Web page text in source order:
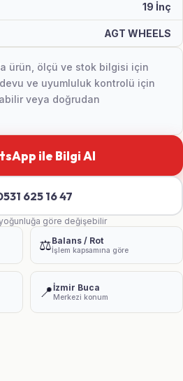
19 İnç
AGT WHEELS
ürün, ölçü ve stok bilgisi için
ve uyumluluk kontrolü için
veya doğrudan
ile Bilgi Al
625 16 47
göre değişebilir
⚖️Balans / Rot
İşlem kapsamına göre
📍İzmir Buca
Merkezi konum